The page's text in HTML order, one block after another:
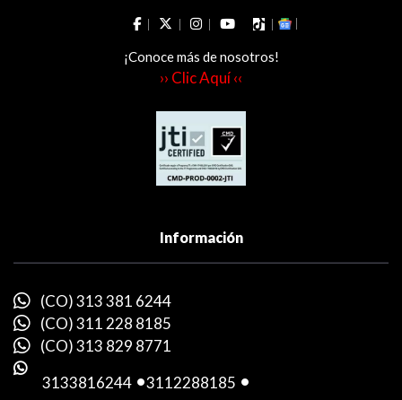
¡Conoce más de nosotros!
›› Clic Aquí ‹‹
Información
(CO) 313 381 6244
(CO) 311 228 8185
(CO) 313 829 8771
3133816244 -3112288185 -